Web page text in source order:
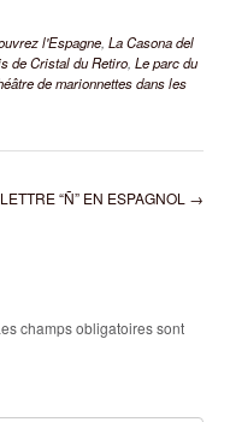
l'Espagne, La Casona del
de Cristal du Retiro, Le parc du
de marionnettes dans les
“Ñ” EN ESPAGNOL →
champs obligatoires sont